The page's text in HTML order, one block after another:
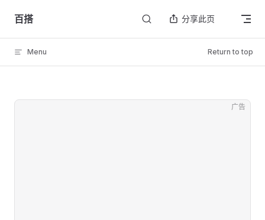
Skip to content
百搭 分享此页
Menu Return to top
广告